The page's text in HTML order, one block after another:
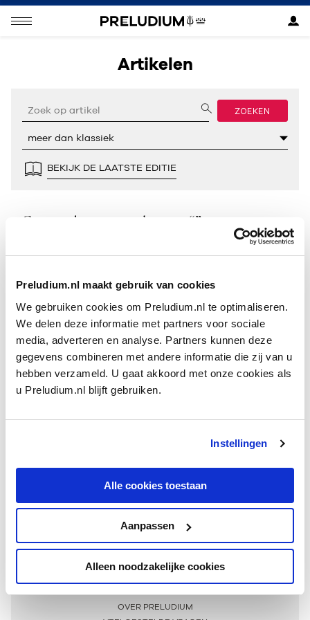
Preludium.nl maakt gebruik van cookies
We gebruiken cookies om Preludium.nl te optimaliseren.
We delen deze informatie met partners voor sociale
media, adverteren en analyse. Partners kunnen deze
gegevens combineren met andere informatie die zij van u
hebben verzameld. U gaat akkoord met onze cookies als
u Preludium.nl blijft gebruiken.
Instellingen
Alle cookies toestaan
Aanpassen
Alleen noodzakelijke cookies
Artikelen
ZOEKEN
BEKIJK DE LAATSTE EDITIE
Geen resultaten gevonden voor “”.
Meer informatie
OVER PRELUDIUM